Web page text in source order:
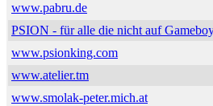
www.pabru.de
PSION - für alle die nicht auf
www.psionking.com
www.atelier.tm
www.smolak-peter.mich.at